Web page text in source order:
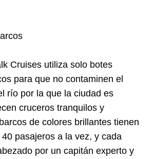
Cruises utiliza solo botes
para que no contaminen el
río por la que la ciudad es
cruceros tranquilos y
de colores brillantes tienen
pasajeros a la vez, y cada
por un capitán experto y